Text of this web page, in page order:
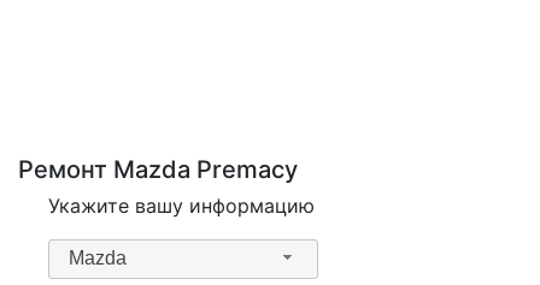
Ремонт Mazda Premacy
Укажите вашу информацию
Mazda